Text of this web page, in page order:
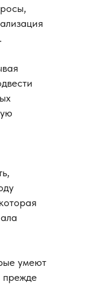
умеют
прежде